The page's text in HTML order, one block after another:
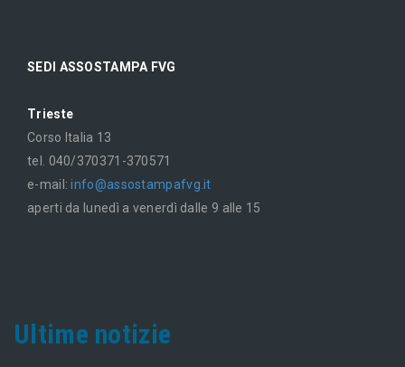
SEDI ASSOSTAMPA FVG
Trieste
Corso Italia 13
tel. 040/370371-370571
e-mail:info@assostampafvg.it
aperti da lunedì a venerdì dalle 9 alle 15
Ultime notizie